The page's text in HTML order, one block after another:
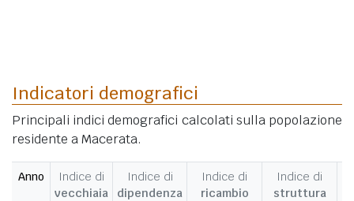
Indicatori demografici
Principali indici demografici calcolati sulla popolazione
residente a Macerata.
Anno
Indice di
vecchiaia
Indice di
dipendenza
Indice di
ricambio
Indice di
struttura